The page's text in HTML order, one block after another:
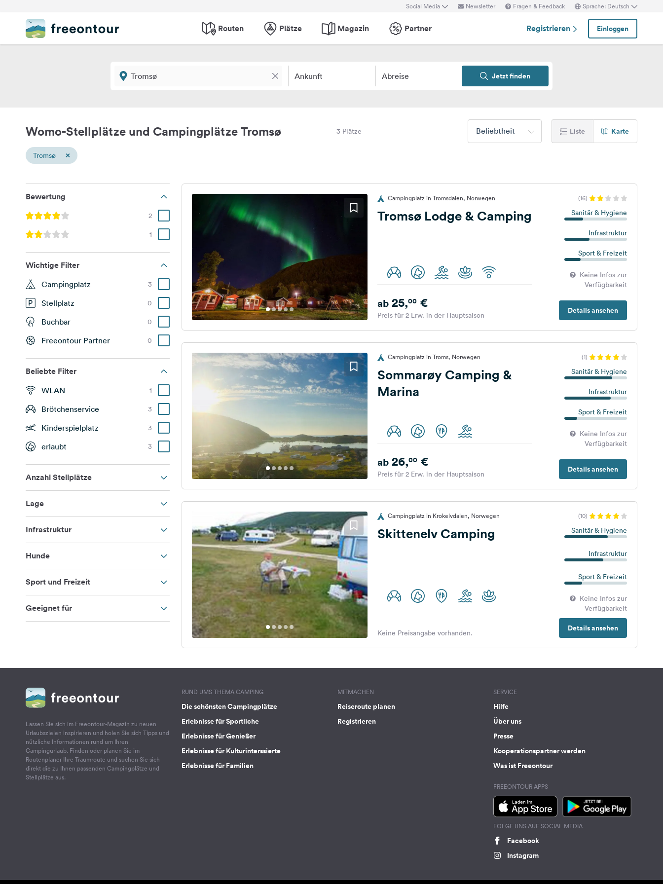
Social Media Newsletter Fragen & Feedback Sprache: Deutsch
Routen Plätze Magazin Partner Registrieren Einloggen
Ankunft Abreise Jetzt finden
Womo-Stellplätze und Campingplätze Tromsø 3 Plätze Beliebtheit Liste Karte
Tromsø ×
Bewertung
2
1
Wichtige Filter
Campingplatz 3
Stellplatz 0
Buchbar 0
Freeontour Partner 0
Beliebte Filter
WLAN 1
Brötchenservice 3
Kinderspielplatz 3
erlaubt 3
Anzahl Stellplätze
Lage
Infrastruktur
Hunde
Sport und Freizeit
Geeignet für
Campingplatz in Tromsdalen, Norwegen (16)
Tromsø Lodge & Camping Sanitär & Hygiene
Infrastruktur
Sport & Freizeit
Keine Infos zur
Verfügbarkeit
Details ansehen
ab25,00€
Preis für 2 Erw. in der Hauptsaison
Campingplatz in Troms, Norwegen (1)
Sommarøy Camping &
Marina
Sanitär & Hygiene
Infrastruktur
Sport & Freizeit
Keine Infos zur
Verfügbarkeit
Details ansehen
ab26,00€
Preis für 2 Erw. in der Hauptsaison
Campingplatz in Krokelvdalen, Norwegen (10)
Skittenelv Camping Sanitär & Hygiene
Infrastruktur
Sport & Freizeit
Keine Infos zur
Verfügbarkeit
Details ansehen
Keine Preisangabe vorhanden.
Lassen Sie sich im Freeontour-Magazin zu neuen
Urlaubszielen inspirieren und holen Sie sich Tipps und
nützliche Informationen rund um Ihren
Campingurlaub. Finden oder planen Sie im
Routenplaner Ihre Traumroute und suchen Sie sich
direkt die zu Ihnen passenden Campingplätze und
Stellplätze aus.
RUND UMS THEMA CAMPING
Die schönsten Campingplätze
Erlebnisse für Sportliche
Erlebnisse für Genießer
Erlebnisse für Kulturinterssierte
Erlebnisse für Familien
MITMACHEN
Reiseroute planen
Registrieren
SERVICE
Hilfe
Über uns
Presse
Kooperationspartner werden
Was ist Freeontour
FREEONTOUR APPS
FOLGE UNS AUF SOCIAL MEDIA
Facebook
Instagram